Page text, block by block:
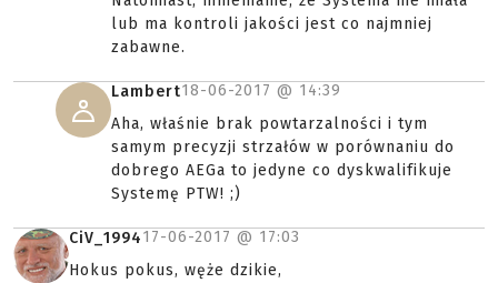
lub ma kontroli jakości jest co najmniej
zabawne.
Lambert18-06-2017 @ 14:39
Aha, właśnie brak powtarzalności i tym
samym precyzji strzałów w porównaniu do
dobrego AEGa to jedyne co dyskwalifikuje
Systemę PTW! ;)
CiV_199417-06-2017 @ 17:03
Hokus pokus, węże dzikie,